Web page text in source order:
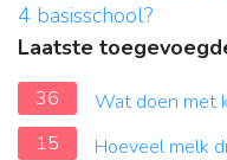
4 basisschool?
Laatste
36
Wat doen met
15
Hoeveel melk